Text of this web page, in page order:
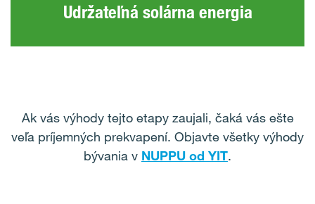
Udržateľná solárna energia
Ak vás výhody tejto etapy zaujali, čaká vás ešte
veľa príjemných prekvapení. Objavte všetky výhody
bývania v NUPPU od YIT.